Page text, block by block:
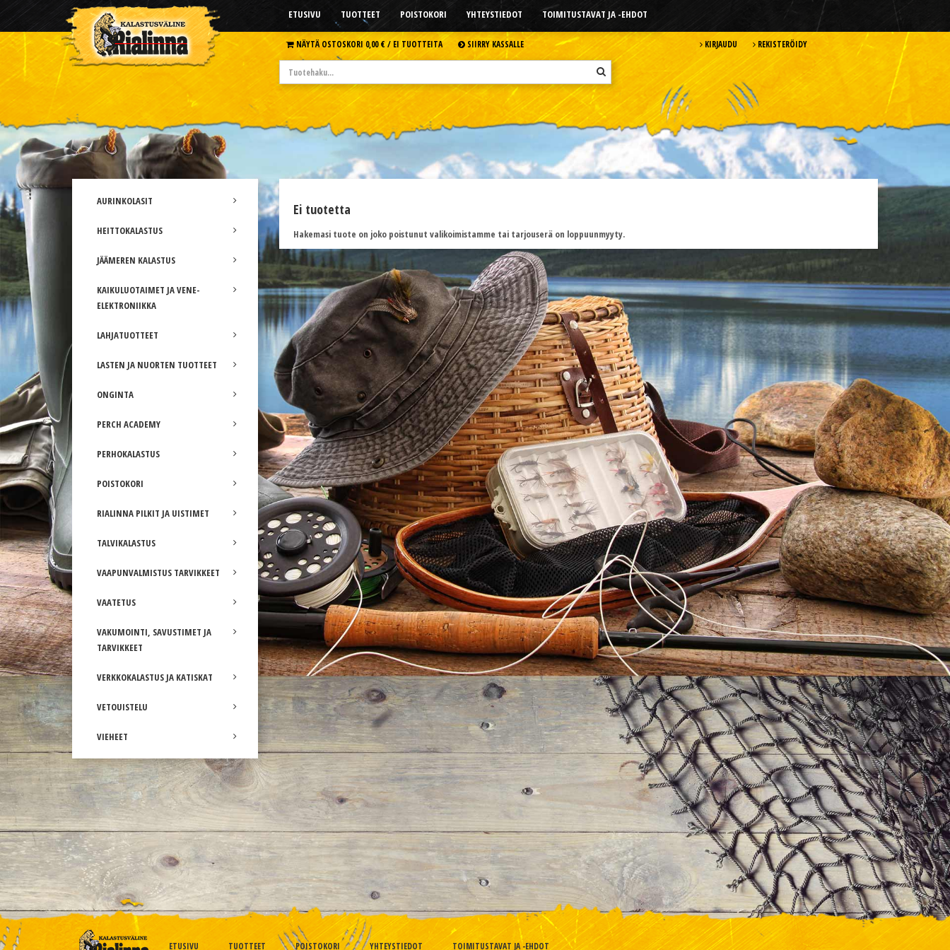
ETUSIVU TUOTTEET POISTOKORI YHTEYSTIEDOT TOIMITUSTAVAT JA -EHDOT
NÄYTÄ OSTOSKORI 0,00 € /EI TUOTTEITA SIIRRY KASSALLE KIRJAUDU REKISTERÖIDY
AURINKOLASIT
HEITTOKALASTUS
JÄÄMEREN KALASTUS
KAIKULUOTAIMET JA VENE-
ELEKTRONIIKKA
LAHJATUOTTEET
LASTEN JA NUORTEN TUOTTEET
ONGINTA
PERCH ACADEMY
PERHOKALASTUS
POISTOKORI
RIALINNA PILKIT JA UISTIMET
TALVIKALASTUS
VAAPUNVALMISTUS TARVIKKEET
VAATETUS
VAKUMOINTI, SAVUSTIMET JA
TARVIKKEET
VERKKOKALASTUS JA KATISKAT
VETOUISTELU
VIEHEET
Ei tuotetta
Hakemasi tuote on joko poistunut valikoimistamme tai tarjouserä on loppuunmyyty.
ETUSIVU TUOTTEET POISTOKORI YHTEYSTIEDOT TOIMITUSTAVAT JA -EHDOT